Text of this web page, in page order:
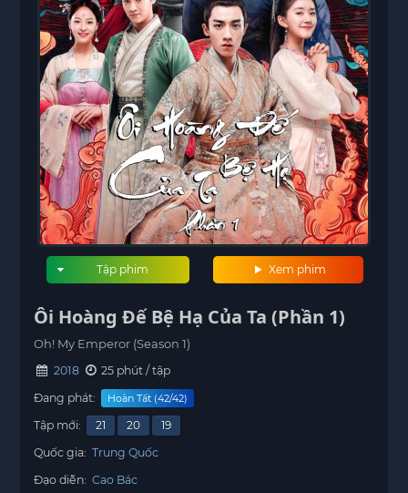
Xem phim
Tập phim
Ôi Hoàng Đế Bệ Hạ Của Ta (Phần 1)
Oh! My Emperor (Season 1)
2018
25 phút / tập
Đang phát:
Hoàn Tất (42/42)
Tập mới: 21 20
19
Quốc gia: Trung Quốc
Đạo diễn: Cao Bác